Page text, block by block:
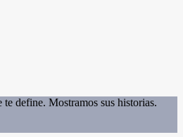
define. Mostramos sus historias.